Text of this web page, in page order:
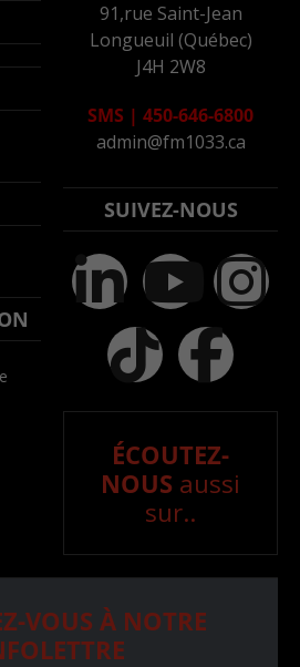
91,rue Saint-Jean
Longueuil (Québec)
J4H 2W8
SMS | 450-646-6800
admin@fm1033.ca
SUIVEZ-NOUS
ÉCOUTEZ-
NOUS aussi
sur..
VOUS À NOTRE